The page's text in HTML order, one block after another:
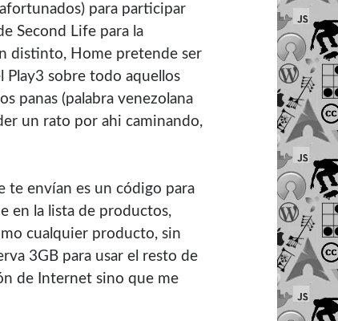
para participar
Second Life para la
distinto, Home pretende ser
sobre todo aquellos
panas (palabra venezolana
un rato por ahi caminando,
te enví­an es un código para
en la lista de productos,
cualquier producto, sin
3GB para usar el resto de
de Internet sino que me